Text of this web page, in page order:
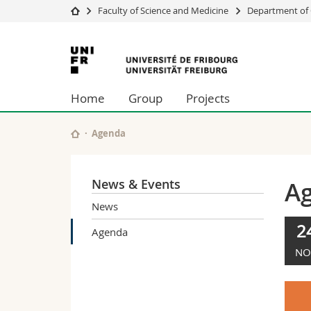
University
Studies
Research
University
Continuing education
Faculty of Science and Medicine Department of
University
of
Fribourg
Home Group Projects
Agenda
News & Events
News
Agenda